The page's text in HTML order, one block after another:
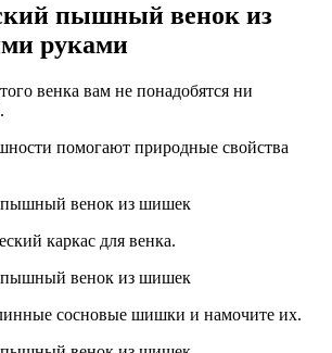
пышный венок из
руками
венка вам не понадобятся ни
помогают природные свойства
каркас для венка.
сосновые шишки и намочите их.